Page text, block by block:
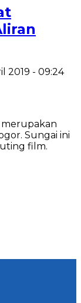
2019 - 09:24
Sungai ini
film.